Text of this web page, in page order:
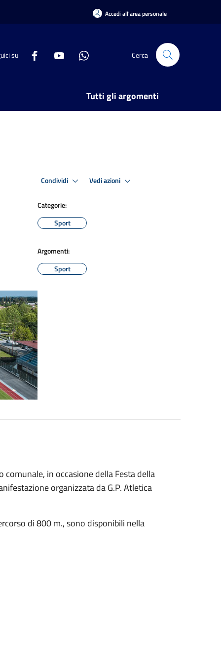
Accedi all'area personale
su Cerca
Tutti gli argomenti
Condividi Vedi azioni
Categorie:
Sport
Argomenti:
Sport
in occasione della Festa della
organizzata da G.P. Atletica
di 800 m., sono disponibili nella